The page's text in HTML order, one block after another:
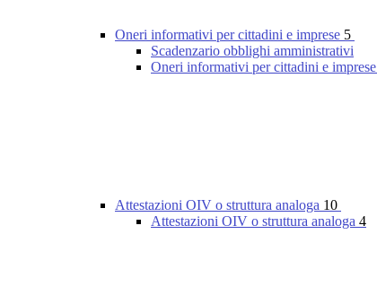
Oneri informativi per cittadini e imprese 5
Scadenzario obblighi amministrativi
Oneri informativi per cittadini e imprese
Attestazioni OIV o struttura analoga 10
Attestazioni OIV o struttura analoga 4